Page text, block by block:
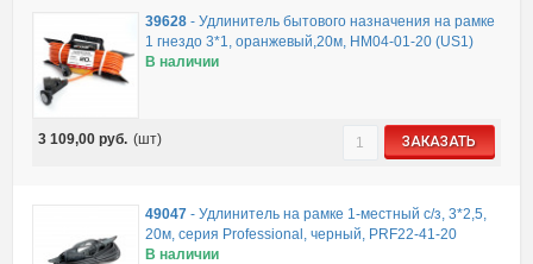
39628 -Удлинитель бытового назначения на рамке
1 гнездо 3*1, оранжевый,20м, HM04-01-20 (US1)
В наличии
3 109,00руб. (шт) ЗАКАЗАТЬ
49047 -Удлинитель на рамке 1-местный с/з, 3*2,5,
20м, серия Professional, черный, PRF22-41-20
В наличии